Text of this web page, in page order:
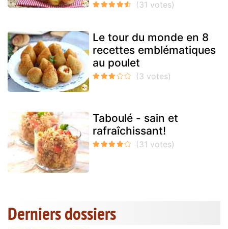
Le tour du monde en 8
recettes emblématiques
au poulet
Taboulé - sain et
rafraîchissant!
Derniers dossiers